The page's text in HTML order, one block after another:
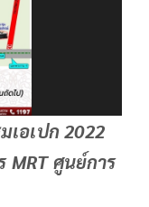
เอเปก 2022
MRT ศูนย์การ